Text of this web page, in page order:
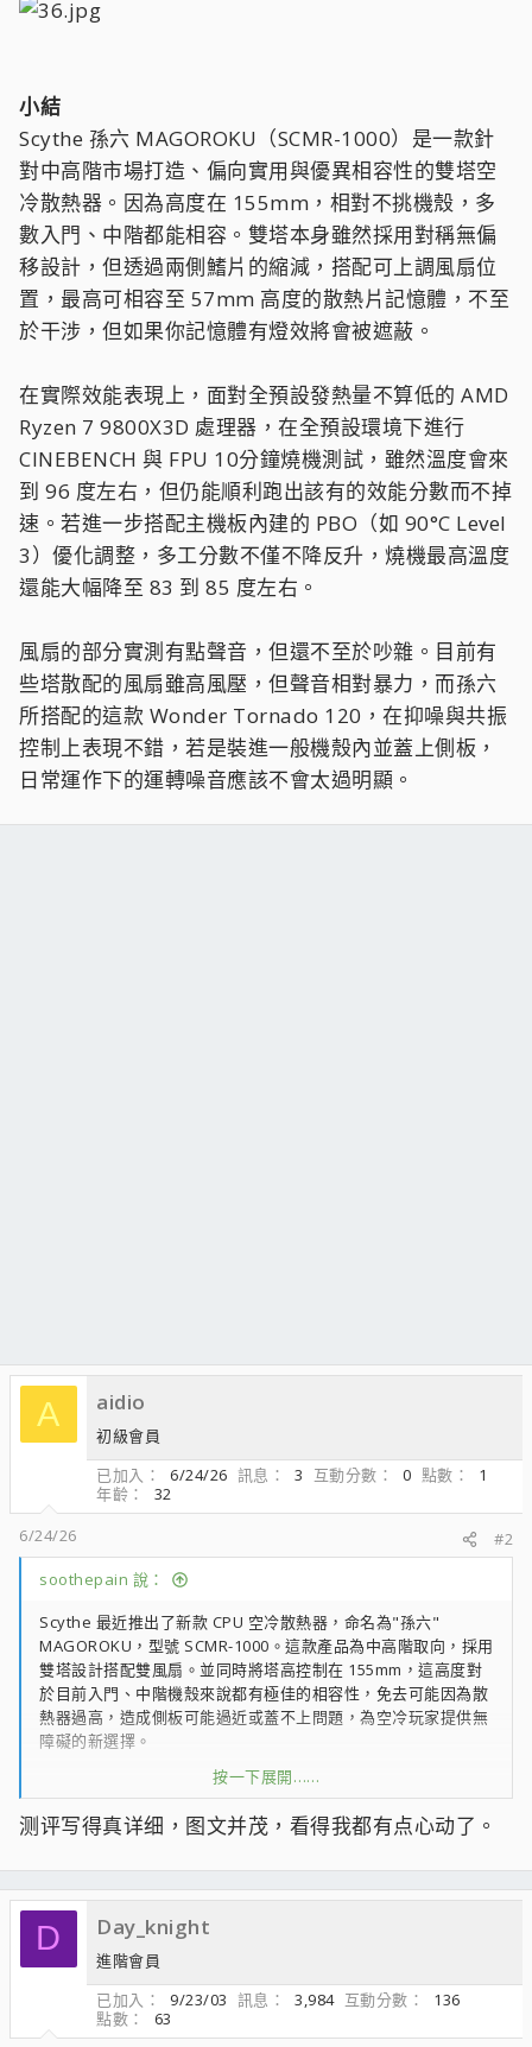
小結
Scythe 孫六 MAGOROKU（SCMR-1000）是一款針
對中高階市場打造、偏向實用與優異相容性的雙塔空
冷散熱器。因為高度在 155mm，相對不挑機殼，多
數入門、中階都能相容。雙塔本身雖然採用對稱無偏
移設計，但透過兩側鰭片的縮減，搭配可上調風扇位
置，最高可相容至 57mm 高度的散熱片記憶體，不至
於干涉，但如果你記憶體有燈效將會被遮蔽。
在實際效能表現上，面對全預設發熱量不算低的 AMD
Ryzen 7 9800X3D 處理器，在全預設環境下進行
CINEBENCH 與 FPU 10分鐘燒機測試，雖然溫度會來
到 96 度左右，但仍能順利跑出該有的效能分數而不掉
速。若進一步搭配主機板內建的 PBO（如 90°C Level
3）優化調整，多工分數不僅不降反升，燒機最高溫度
還能大幅降至 83 到 85 度左右。
風扇的部分實測有點聲音，但還不至於吵雜。目前有
些塔散配的風扇雖高風壓，但聲音相對暴力，而孫六
所搭配的這款 Wonder Tornado 120，在抑噪與共振
控制上表現不錯，若是裝進一般機殼內並蓋上側板，
日常運作下的運轉噪音應該不會太過明顯。
A aidio
初級會員
已加入
6/24/26 訊息 3 互動分數 0 點數
1
年齡
32
6/24/26
#2
soothepain 說：
Scythe 最近推出了新款 CPU 空冷散熱器，命名為"孫六"
MAGOROKU，型號 SCMR-1000。這款產品為中高階取向，採用
雙塔設計搭配雙風扇。並同時將塔高控制在 155mm，這高度對
於目前入門、中階機殼來說都有極佳的相容性，免去可能因為散
熱器過高，造成側板可能過近或蓋不上問題，為空冷玩家提供無
障礙的新選擇。
除了雙塔本體外，孫六 MAGOROKU 這次在風扇與扣具上也同步
升級。散熱器搭配了全新的 Wonder Tornado 120 風扇，採用
9 片漩渦型扇葉與強化扇框的靜壓優化設計，能讓氣流更集中穿
VII Lite 7 代輕裝版扣具，支援 Intel 、AMD 多平台腳位，不論是
全新組機還是升級平台的玩家，都能更直覺簡單的安裝。
按一下展開……
测评写得真详细，图文并茂，看得我都有点心动了。
D Day_knight
進階會員
已加入
9/23/03 訊息 3,984 互動分數
136
點數
63